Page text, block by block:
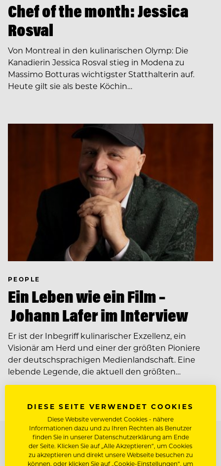
Chef of the month: Jessica
Rosval
Von Montreal in den kulinarischen Olymp: Die
Kanadierin Jessica Rosval stieg in Modena zu
Massimo Botturas wichtigster Statthalterin auf.
Heute gilt sie als beste Köchin…
PEOPLE
Ein Leben wie ein Film –
Johann Lafer im Interview
Er ist der Inbegriff kulinarischer Exzellenz, ein
Visionär am Herd und einer der größten Pioniere
der deutschsprachigen Medienlandschaft. Eine
lebende Legende, die aktuell den größten…
TOP ARBEITGEBER
DIESE SEITE VERWENDET COOKIES
Diese Website verwendet Cookies - nähere
Informationen dazu und zu Ihren Rechten als Benutzer
finden Sie in unserer Datenschutzerklärung am Ende
der Seite. Klicken Sie auf „Alle Akzeptieren“, um Cookies
zu akzeptieren und direkt unsere Webseite besuchen zu
können, oder klicken Sie auf „Cookie-Einstellungen“, um